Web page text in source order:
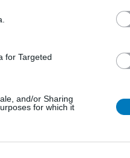
for Targeted
and/or Sharing
for which it
mijn